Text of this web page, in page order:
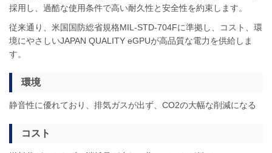
採用し、過酷な使用条件で高い耐久性と安全性を約束します。
従来通り、米国国防総省規格MIL-STD-704Fに準拠し、コスト、環
境にやさしいJAPAN QUALITY eGPUが高品質な電力を供給しま
す。
環境
静音性に優れており、排気ガスが出ず、CO2の大幅な削減になる
コスト